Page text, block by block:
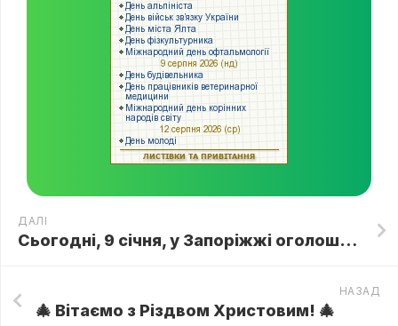
ДАЛІ
Сьогодні, 9 січня, у Запоріжжі оголошено День жалоби…
НАЗАД
🎄 Вітаємо з Різдвом Христовим! 🎄